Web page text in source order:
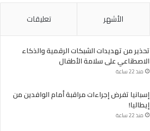
الأشهر تعليقات
تحذير من تهديدات الشبكات الرقمية والذكاء
الاصطناعي على سلامة الأطفال
منذ 22 ساعة
إسبانيا تفرض إجراءات مراقبة أمام الوافدين من
إيطاليا!
منذ 22 ساعة